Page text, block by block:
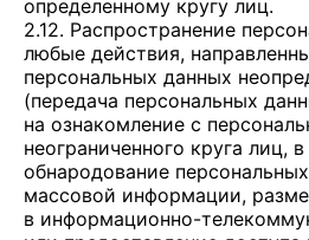
определенному кругу лиц.
2.12. Распространение
любые действия,
персональных данных
(передача персональных
на ознакомление с
неограниченного круга лиц,
обнародование
массовой информации,
в информационно-